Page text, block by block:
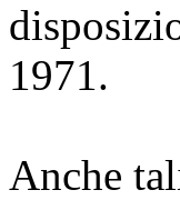
1971.
Anche